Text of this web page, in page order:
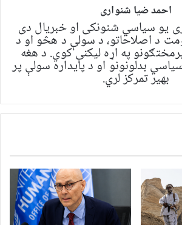
احمد ضیا شنواری
یو سياسي شنونکی او خبریال دی
د اصلاحاتو، د سولې د هڅو او د
په اړه لیکنې کوي. د هغه
بدلونونو او د پایداره سولې پر
بهیر تمرکز لري.